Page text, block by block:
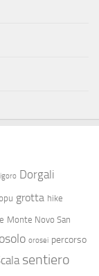
Dorgali
grotta hike
Monte Novo San
orosei percorso
sentiero